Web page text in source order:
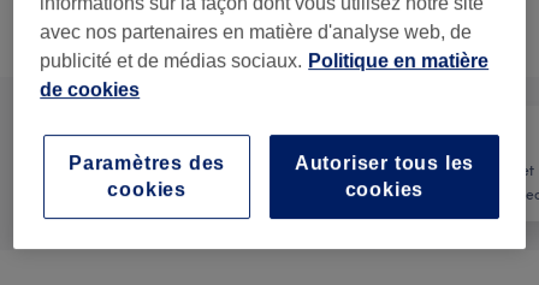
Ce n'est pas ce que vous recherchiez ?
Recherchez dans notre liste de prestations
Tout
Manucure et
Beauté des
avec nos partenaires en matière d'analyse web, de
publicité et de médias sociaux. Politique en matière
de cookies
Autoriser tous les
cookies
Paramètres des
cookies